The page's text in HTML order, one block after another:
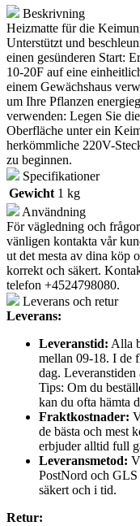
Beskrivning
Heizmatte für die
Unterstützt und
einen gesünderen Start:
10-20F auf eine
einem Gewächshaus
um Ihre Pflanzen
verwenden: Legen Sie
Oberfläche unter ein
herkömmliche 220V-
zu beginnen.
Specifikationer
Gewicht 1 kg
Användning
För vägledning och
vänligen kontakta vår
ut det mesta av dina köp
korrekt och säkert.
telefon +4524798080.
Leverans och retur
Leverans:
Leveranstid: Alla
mellan 09-18. I de
dag.
Tips: Om du
kan du ofta hämta
Fraktkostnader:
de bästa och mest
erbjuder alltid full
Leveransmetod:
PostNord och GLS
säkert och i tid.
Retur: